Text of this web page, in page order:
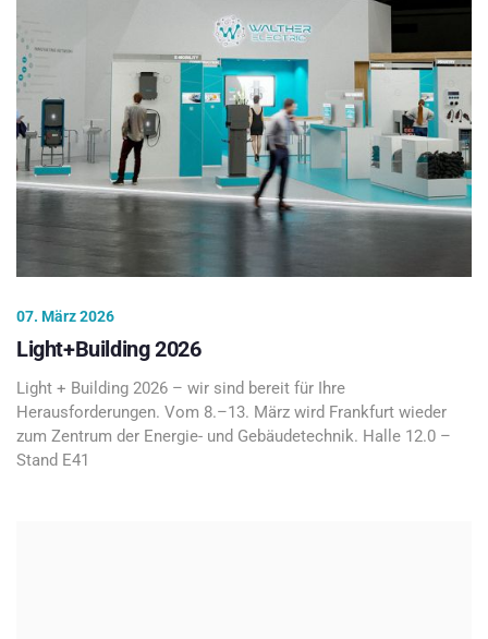
07. März 2026
Light+Building 2026
Light + Building 2026 – wir sind bereit für Ihre
Herausforderungen. Vom 8.–13. März wird Frankfurt wieder
zum Zentrum der Energie- und Gebäudetechnik. Halle 12.0 –
Stand E41